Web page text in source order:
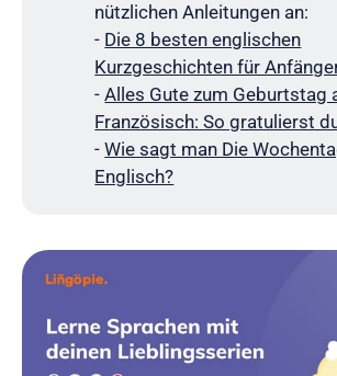
nützlichen Anleitungen an:
- Die 8 besten englischen
Kurzgeschichten für
-Alles Gute zum Geburtstag
Französisch: So gratulierst
-Wie sagt man Die
Englisch?